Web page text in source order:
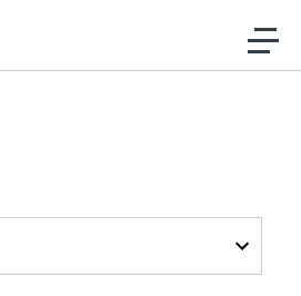
al contenido
TV Usach